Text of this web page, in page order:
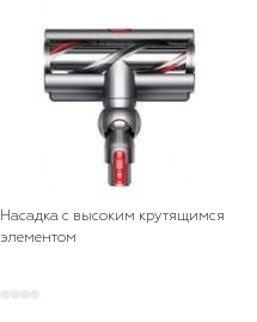
Насадка с высоким крутящимся
элементом